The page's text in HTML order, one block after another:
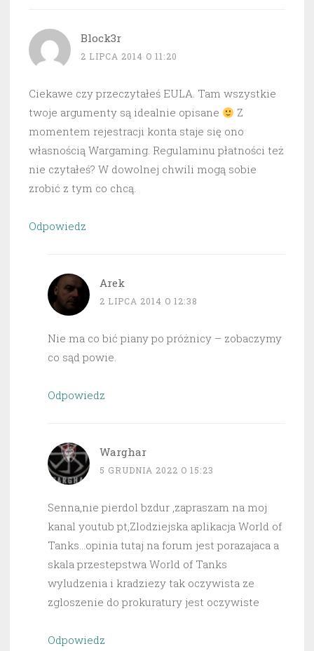
Block3r
2 LIPCA 2014 O 11:20
Ciekawe czy przeczytałeś EULA. Tam wszystkie
twoje argumenty są idealnie opisane
Z
momentem rejestracji konta staje się ono
własnością Wargaming. Regulaminu płatności też
nie czytałeś? W dowolnej chwili mogą sobie
zrobić z tym co chcą.
Odpowiedz
Arek
2 LIPCA 2014 O 12:38
Nie ma co bić piany po próżnicy – zobaczymy
co sąd powie.
Odpowiedz
Warghar
5 GRUDNIA 2022 O 15:23
Senna,nie pierdol bzdur ,zapraszam na moj
kanal youtub pt,Zlodziejska aplikacja World of
Tanks…opinia tutaj na forum jest porazajaca a
skala przestepstwa World of Tanks
wyludzenia i kradziezy tak oczywista ze
zgloszenie do prokuratury jest oczywiste
Odpowiedz